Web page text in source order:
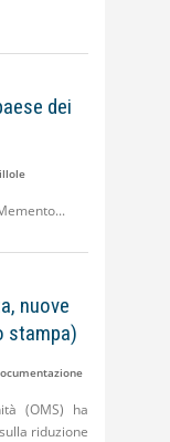
dei
nuove
stampa)
(OMS) ha
riduzione